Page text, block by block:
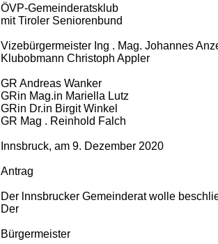
ÖVP-Gemeinderatsklub
mit Tiroler Seniorenbund
Vizebürgermeister Ing . Mag. Johannes
Klubobmann Christoph Appler
GR Andreas Wanker
GRin Mag.in Mariella Lutz
GRin Dr.in Birgit Winkel
GR Mag . Reinhold Falch
Innsbruck, am 9. Dezember 2020
Antrag
Der lnnsbrucker Gemeinderat wolle
Der
Bürgermeister